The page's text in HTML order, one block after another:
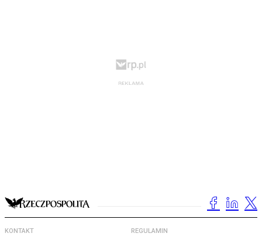
KONTAKT REGULAMIN